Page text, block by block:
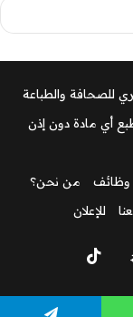
والطباعة
طبع أي مادة دون إذن
وظائف
من نحن؟
للإعلان
سناب
تشات